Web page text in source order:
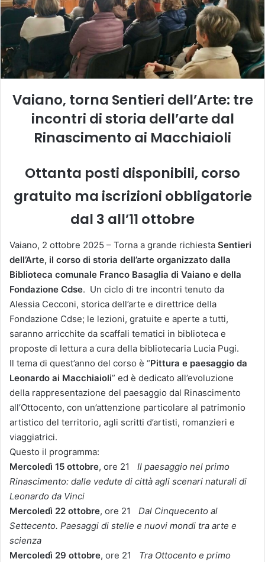
Vaiano, torna Sentieri dell’Arte: tre
incontri di storia dell’arte dal
Rinascimento ai Macchiaioli
Ottanta posti disponibili, corso
gratuito ma iscrizioni obbligatorie
dal 3 all’11 ottobre
Vaiano, 2 ottobre 2025 – Torna a grande richiesta Sentieri
dell’Arte, il corso di storia dell’arte organizzato dalla
Biblioteca comunale Franco Basaglia di Vaiano e della
Fondazione Cdse. Un ciclo di tre incontri tenuto da
Alessia Cecconi, storica dell’arte e direttrice della
Fondazione Cdse; le lezioni, gratuite e aperte a tutti,
saranno arricchite da scaffali tematici in biblioteca e
proposte di lettura a cura della bibliotecaria Lucia Pugi.
Il tema di quest’anno del corso è “Pittura e paesaggio da
Leonardo ai Macchiaioli” ed è dedicato all’evoluzione
della rappresentazione del paesaggio dal Rinascimento
all’Ottocento, con un’attenzione particolare al patrimonio
artistico del territorio, agli scritti d’artisti, romanzieri e
viaggiatrici.
Questo il programma:
Mercoledì 15 ottobre, ore 21
Il paesaggio nel primo
Rinascimento: dalle vedute di città agli scenari naturali di
Leonardo da Vinci
Mercoledì 22 ottobre, ore 21 Dal Cinquecento al
Settecento. Paesaggi di stelle e nuovi mondi tra arte e
scienza
Mercoledì 29 ottobre, ore 21 Tra Ottocento e primo